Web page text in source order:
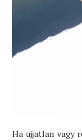
Ha ujjatlan vagy